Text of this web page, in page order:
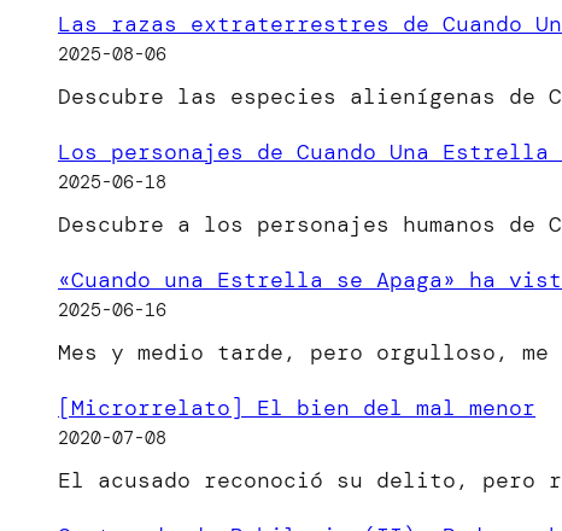
Las razas extraterrestres de Cuando
2025-08-06
Descubre las especies alienígenas de
Los personajes de Cuando Una Estrella
2025-06-18
Descubre a los personajes humanos
«Cuando una Estrella se Apaga» ha
2025-06-16
Mes y medio tarde, pero orgulloso,
[Microrrelato] El bien del mal menor
2020-07-08
El acusado reconoció su delito, pero